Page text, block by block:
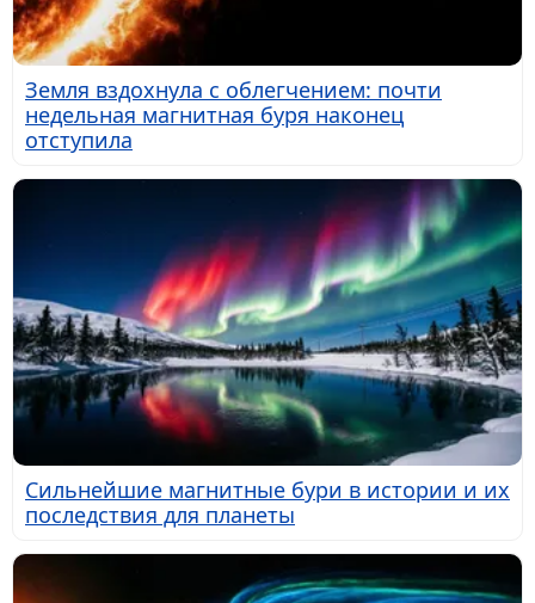
Земля вздохнула с облегчением: почти
недельная магнитная буря наконец
отступила
Сильнейшие магнитные бури в истории и их
последствия для планеты